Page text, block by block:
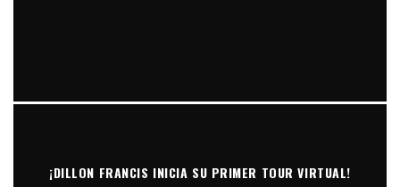
¡DILLON FRANCIS INICIA SU PRIMER TOUR VIRTUAL!